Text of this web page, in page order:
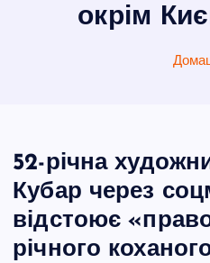
окрім
52-річна
Кубар через
відстоює
річного